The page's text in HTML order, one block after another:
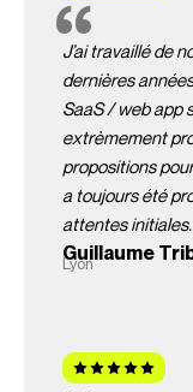
J’ai travaillé de
dernières
SaaS / web app
extrèmement
propositions
a toujours été
attentes
Guillaume
Lyon